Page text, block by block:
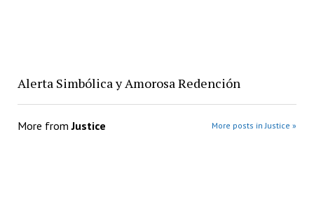
Alerta Simbólica y Amorosa Redención
More fromJustice More posts in Justice »